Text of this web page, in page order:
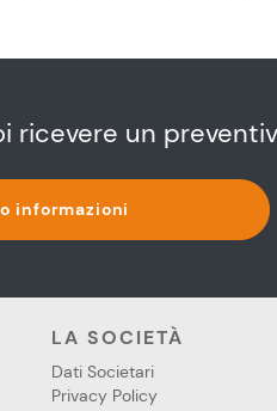
ricevere un
informazioni
LA SOCIETÀ
Dati Societari
Privacy Policy